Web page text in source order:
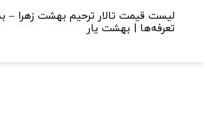
لیست قیمت تالار ترحیم بهشت زهرا –
تعرفه‌ها | بهشت یار